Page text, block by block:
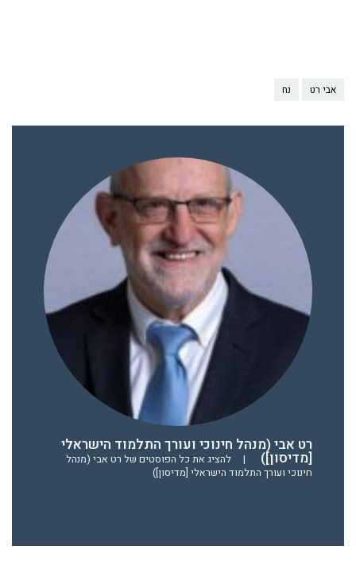
אבי רט נח
רט אבי (מנהל חינוכי ועורך התלמוד הישראלי
[מדיסון]) |
להציג את כל הפוסטים של רט אבי (מנהל
חינוכי ועורך התלמוד הישראלי [מדיסון])